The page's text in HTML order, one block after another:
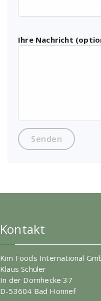
Ihre Nachricht
Kontakt
Kim Foods International
Klaus Schüler
In der Dornhecke 37
D-53604 Bad Honnef